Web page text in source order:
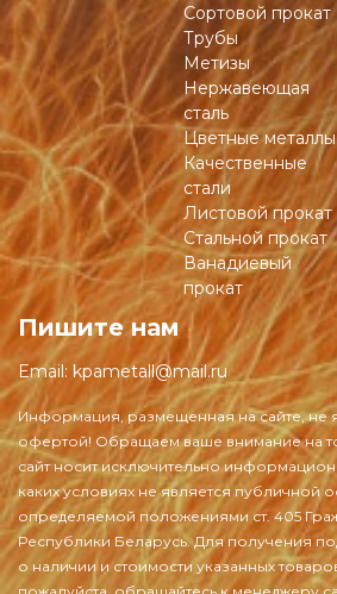
Сортовой прокат
Трубы
Метизы
Нержавеющая
сталь
Цветные металлы
Качественные
стали
Листовой прокат
Стальной прокат
Ванадиевый
прокат
Пишите нам
Email: kpametall@mail.ru